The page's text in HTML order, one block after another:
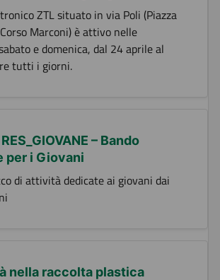
ZTL situato in via Poli (Piazza
Marconi) è attivo nelle
e domenica, dal 24 aprile al
tutti i giorni.
– Bando
per i Giovani
di attività dedicate ai giovani dai
nella raccolta plastica